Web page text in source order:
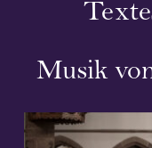
Video
Musik